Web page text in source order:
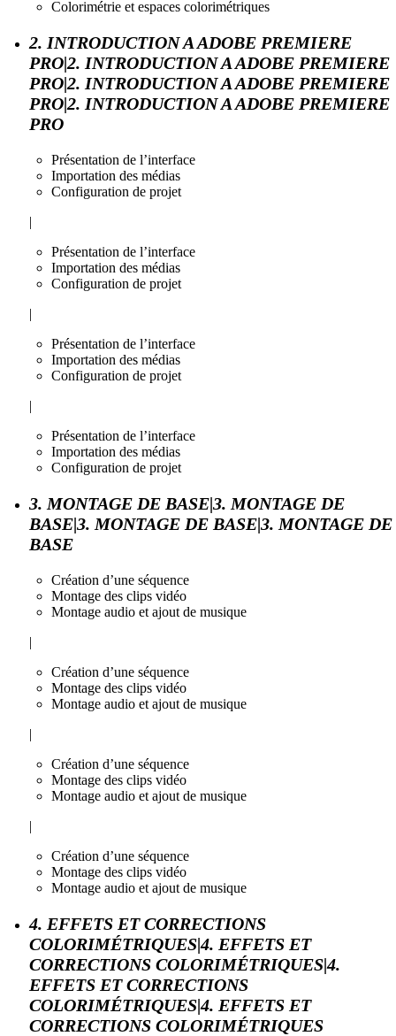
Colorimétrie et espaces colorimétriques
2. INTRODUCTION A ADOBE PREMIERE
PRO|2. INTRODUCTION A ADOBE PREMIERE
PRO|2. INTRODUCTION A ADOBE PREMIERE
PRO|2. INTRODUCTION A ADOBE PREMIERE
PRO
Présentation de l’interface
Importation des médias
Configuration de projet
|
Présentation de l’interface
Importation des médias
Configuration de projet
|
Présentation de l’interface
Importation des médias
Configuration de projet
|
Présentation de l’interface
Importation des médias
Configuration de projet
3. MONTAGE DE BASE|3. MONTAGE DE
BASE|3. MONTAGE DE BASE|3. MONTAGE DE
BASE
Création d’une séquence
Montage des clips vidéo
Montage audio et ajout de musique
|
Création d’une séquence
Montage des clips vidéo
Montage audio et ajout de musique
|
Création d’une séquence
Montage des clips vidéo
Montage audio et ajout de musique
|
Création d’une séquence
Montage des clips vidéo
Montage audio et ajout de musique
4. EFFETS ET CORRECTIONS
COLORIMÉTRIQUES|4. EFFETS ET
CORRECTIONS COLORIMÉTRIQUES|4.
EFFETS ET CORRECTIONS
COLORIMÉTRIQUES|4. EFFETS ET
CORRECTIONS COLORIMÉTRIQUES